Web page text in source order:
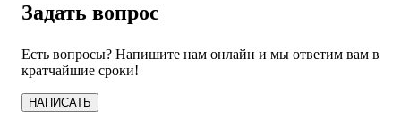
Задать вопрос
Есть вопросы? Напишите нам онлайн и мы ответим вам в
кратчайшие сроки!
НАПИСАТЬ